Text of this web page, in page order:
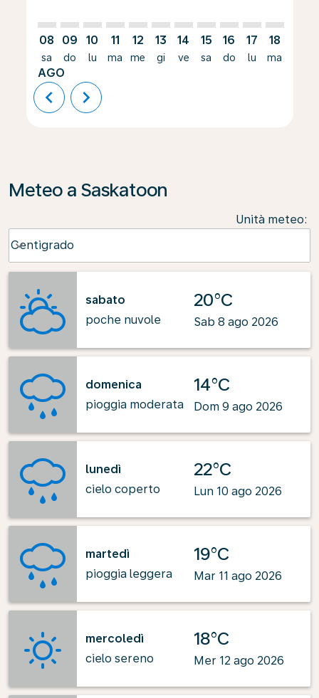
08
sa
AGO
09
do
10
lu
11
ma
12
me
13
gi
14
ve
15
sa
16
do
17
lu
18
ma
chevron_left chevron_right
Meteo a Saskatoon
Unità meteo:
Centigrado
keyboard_arrow_down
sabato
poche nuvole
20°C
Sab 8 ago 2026
domenica
pioggia moderata
14°C
Dom 9 ago 2026
lunedì
cielo coperto
22°C
Lun 10 ago 2026
martedì
pioggia leggera
19°C
Mar 11 ago 2026
mercoledì
cielo sereno
18°C
Mer 12 ago 2026